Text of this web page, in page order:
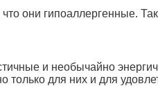
они гипоаллергенные.
и необычайно
только для них и для